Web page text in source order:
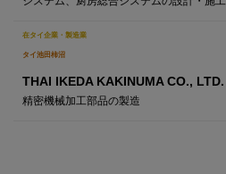
在タイ企業・製造業
タイ池田柿沼
THAI IKEDA KAKINUMA CO., LTD.
精密機械加工部品の製造